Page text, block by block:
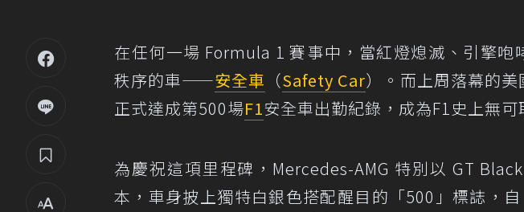
在任何一場 Formula 1 賽事中，當紅燈熄滅、引擎咆
秩序的車——安全車 （Safety Car）。而上周落幕的美
正式達成第500場F1安全車出勤紀錄，成為F1史上無可
為慶祝這項里程碑，Mercedes-AMG 特別以 GT
本，車身披上獨特白銀色搭配醒目的「500」標誌，